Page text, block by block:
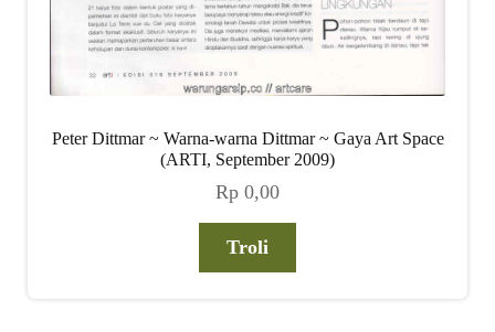
Peter Dittmar ~ Warna-warna Dittmar ~ Gaya Art Space
(ARTI, September 2009)
Rp 0,00
Troli